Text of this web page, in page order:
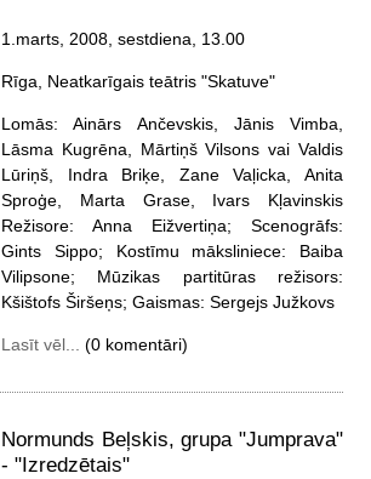
1.marts, 2008, sestdiena, 13.00
Rīga, Neatkarīgais teātris "Skatuve"
Lomās: Ainārs Ančevskis, Jānis Vimba,
Lāsma Kugrēna, Mārtiņš Vilsons vai Valdis
Lūriņš, Indra Briķe, Zane Vaļicka, Anita
Sproģe, Marta Grase, Ivars Kļavinskis
Režisore: Anna Eižvertiņa; Scenogrāfs:
Gints Sippo; Kostīmu māksliniece: Baiba
Vilipsone; Mūzikas partitūras režisors:
Kšištofs Širšeņs; Gaismas: Sergejs Južkovs
Lasīt vēl... (0 komentāri)
Normunds Beļskis, grupa "Jumprava"
- "Izredzētais"